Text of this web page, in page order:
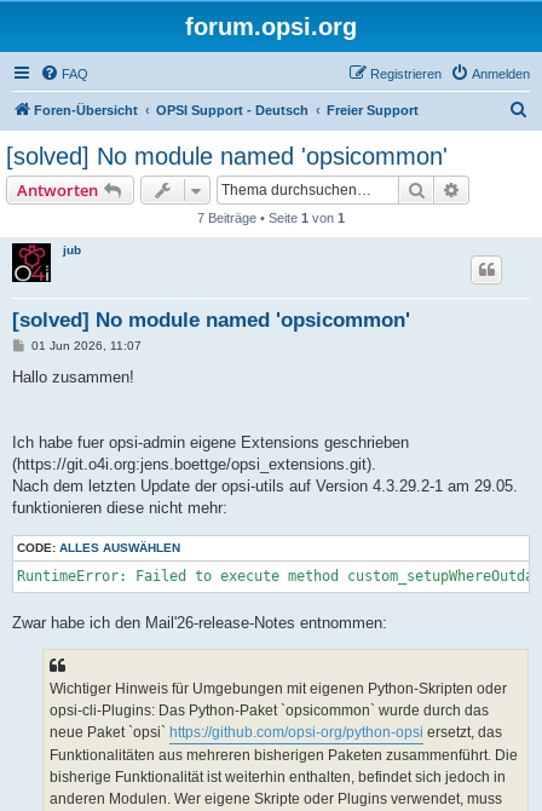
forum.opsi.org
FAQ Anmelden
Registrieren
Foren-Übersicht OPSI Support - Deutsch Freier Support
[solved] No module named 'opsicommon'
Antworten Suche
7 Beiträge • Seite 1 von 1
jub
[solved] No module named 'opsicommon'
B
i
01 Jun 2026, 11:07
Hallo zusammen!
Ich habe fuer opsi-admin eigene Extensions geschrieben
(https://git.o4i.org:jens.boettge/opsi_extensions.git).
Nach dem letzten Update der opsi-utils auf Version 4.3.29.2-1 am 29.05.
funktionieren diese nicht mehr:
CODE: ALLES AUSWÄHLEN
Zwar habe ich den Mail'26-release-Notes entnommen:
Wichtiger Hinweis für Umgebungen mit eigenen Python-Skripten oder
opsi-cli-Plugins: Das Python-Paket `opsicommon` wurde durch das
neue Paket `opsi` https://github.com/opsi-org/python-opsi ersetzt, das
Funktionalitäten aus mehreren bisherigen Paketen zusammenführt. Die
bisherige Funktionalität ist weiterhin enthalten, befindet sich jedoch in
anderen Modulen. Wer eigene Skripte oder Plugins verwendet, muss